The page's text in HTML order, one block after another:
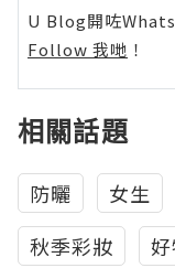
U Blog開咗
Follow 我哋 ！
相關話題
防曬 女生
秋季彩妝